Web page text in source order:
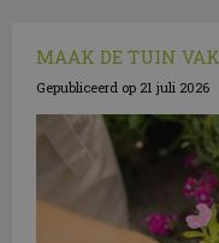
MAAK DE TUIN
Gepubliceerd op 21 juli 2026